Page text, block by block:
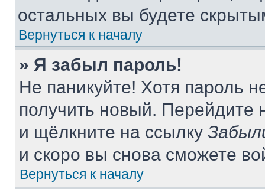
остальных вы будете
Вернуться к началу
» Я забыл пароль!
Не паникуйте! Хотя пароль
получить новый. Перейдите
и щёлкните на ссылку
и скоро вы снова сможете
Вернуться к началу